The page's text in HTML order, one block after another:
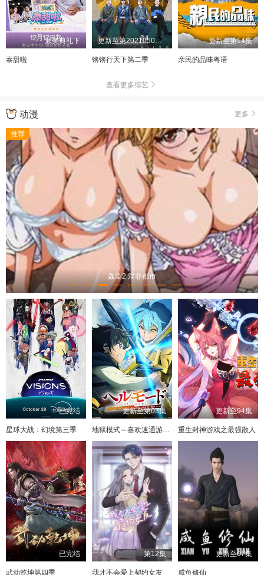
颁奖典礼下
泰甜啦
更新至第20210508期完结
锵锵行天下第二季
更新至第14集
亲民的品味粤语
查看更多综艺
更多
动漫
推荐
姦染2 淫罪都市
已完结
星球大战：幻境第三季
更新至第03集
地狱模式～喜欢速通游戏的玩家在废设定异世界无双～第二季
更新至94集
重生封神游戏之最强散人
已完结
武动乾坤第四季
第12集
我才不会爱上契约女友
更新至07集
咸鱼修仙